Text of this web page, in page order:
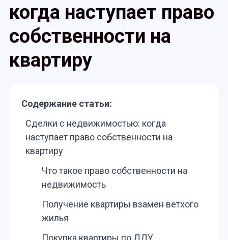
когда наступает право
собственности на
квартиру
Содержание статьи:
Сделки с недвижимостью: когда
наступает право собственности на
квартиру
Что такое право собственности на
недвижимость
Получение квартиры взамен ветхого
жилья
Покупка квартиры по ДДУ